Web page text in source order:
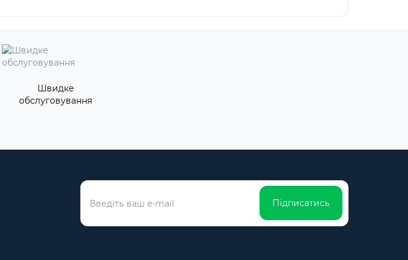
Швидке
обслуговування
Підписатись